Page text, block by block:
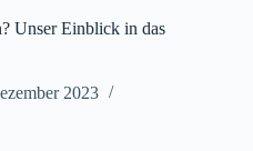
Unser Einblick in das
2023